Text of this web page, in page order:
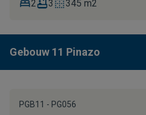
2 3 345 m2
Gebouw 11 Pinazo
PGB11 - PG056